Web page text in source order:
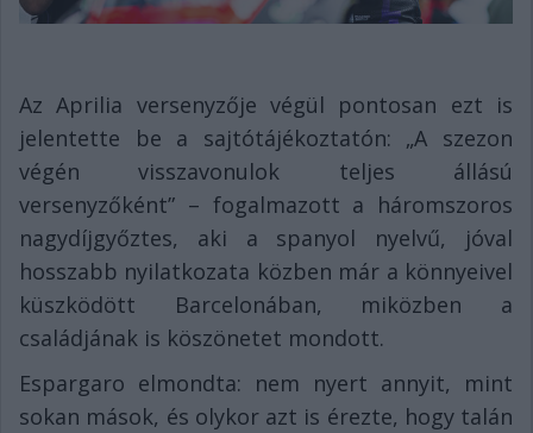
Az Aprilia versenyzője végül pontosan ezt is
jelentette be a sajtótájékoztatón: „A szezon
végén visszavonulok teljes állású
versenyzőként” – fogalmazott a háromszoros
nagydíjgyőztes, aki a spanyol nyelvű, jóval
hosszabb nyilatkozata közben már a könnyeivel
küszködött Barcelonában, miközben a
családjának is köszönetet mondott.
Espargaro elmondta: nem nyert annyit, mint
sokan mások, és olykor azt is érezte, hogy talán